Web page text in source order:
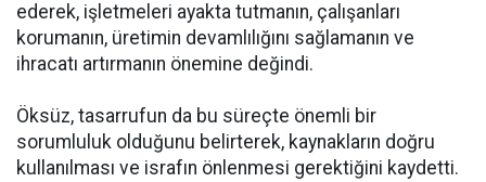
ederek, işletmeleri ayakta tutmanın, çalışanları
korumanın, üretimin devamlılığını sağlamanın ve
ihracatı artırmanın önemine değindi.
Öksüz, tasarrufun da bu süreçte önemli bir
sorumluluk olduğunu belirterek, kaynakların doğru
kullanılması ve israfın önlenmesi gerektiğini kaydetti.